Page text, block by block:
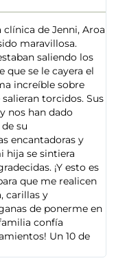
de Jenni, Aroa
maravillosa.
saliendo los
que se le cayera el
increíble sobre
torcidos. Sus
nos han dado
su
encantadoras y
hija se sintiera
¡Y esto es
que me realicen
carillas y
de ponerme en
confía
Un 10 de